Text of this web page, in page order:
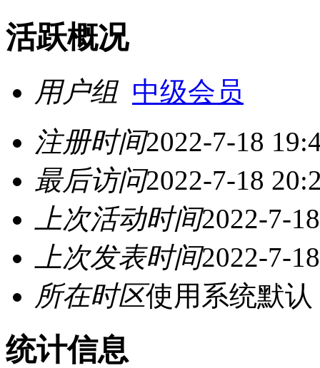
活跃概况
用户组 中级会员
注册时间2022-7-18
最后访问2022-7-18
上次活动时间2022-7-
上次发表时间2022-7-
所在时区使用系统默认
统计信息